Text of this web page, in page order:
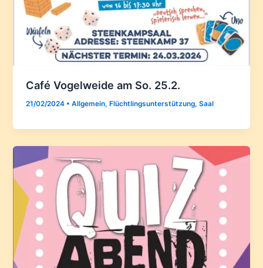
Café Vogelweide am So. 25.2.
21/02/2024 •Allgemein, Flüchtlingsunterstützung,Saal